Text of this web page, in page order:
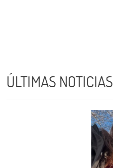
ÚLTIMAS NOTICIAS